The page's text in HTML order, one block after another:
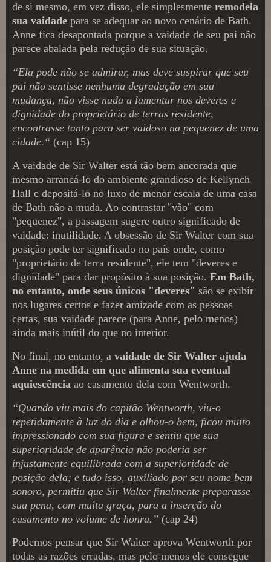
de si mesmo, em vez disso, ele simplesmente remodela
sua vaidade para se adequar ao novo cenário de Bath.
Anne fica desapontada porque a vaidade de seu pai não
parece abalada pela redução de sua situação.
“Ela pode não se admirar, mas deve suspirar que seu
pai não sentisse nenhuma degradação em sua
mudança, não visse nada a lamentar nos deveres e
dignidade do proprietário de terras residente,
encontrasse tanto para ser vaidoso na pequenez de uma
cidade.“ (cap 15)
A vaidade de Sir Walter está tão bem ancorada que
mesmo arrancá-lo do ambiente grandioso de Kellynch
Hall e depositá-lo no luxo de menor escala de uma casa
de Bath não a muda. Ao contrastar "vão" com
"pequenez", a passagem sugere outro significado de
vaidade: inutilidade. A obsessão de Sir Walter com sua
posição pode ter significado no país onde, como
"proprietário de terra residente", ele tem "deveres e
dignidade" para dar propósito à sua posição. Em Bath,
no entanto, onde seus únicos "deveres" são se exibir
nos lugares certos e fazer amizade com as pessoas
certas, sua vaidade parece (para Anne, pelo menos)
ainda mais inútil do que no interior.
No final, no entanto, a vaidade de Sir Walter ajuda
Anne na medida em que alimenta sua eventual
aquiescência ao casamento dela com Wentworth.
“Quando viu mais do capitão Wentworth, viu-o
repetidamente à luz do dia e olhou-o bem, ficou muito
impressionado com sua figura e sentiu que sua
superioridade de aparência não poderia ser
injustamente equilibrada com a superioridade de
posição dela; e tudo isso, auxiliado por seu nome bem
sonoro, permitiu que Sir Walter finalmente preparasse
sua pena, com muita graça, para a inserção do
casamento no volume de honra.” (cap 24)
Podemos pensar que Sir Walter aprova Wentworth por
todas as razões erradas, mas pelo menos ele consegue